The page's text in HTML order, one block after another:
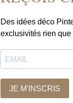
Des idées déco
exclusivités rien que
JE M'INSCRIS